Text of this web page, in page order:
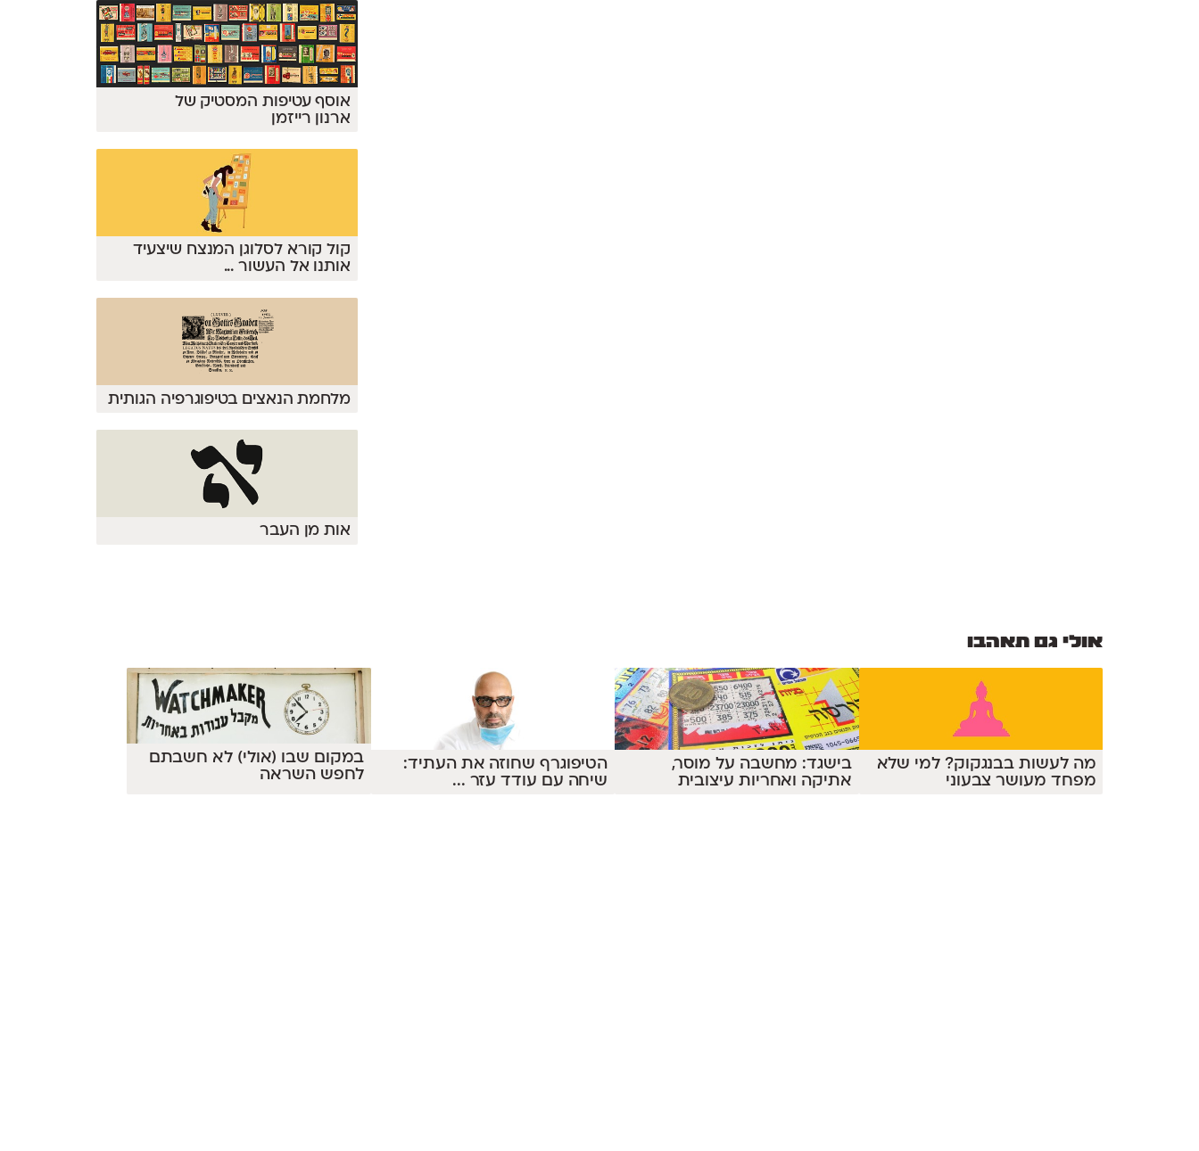
אוסף עטיפות המסטיק של
ארנון רייזמן
קול קורא לסלוגן המנצח שיצעיד
אותנו אל העשור...
מלחמת הנאצים בטיפוגרפיה הגותית
אות מן העבר
אולי גם תאהבו
מה לעשות בבנגקוק? למי שלא
מפחד מעושר צבעוני
בישגד: מחשבה על מוסר,
אתיקה ואחריות עיצובית
הטיפוגרף שחוזה את העתיד:
שיחה עם עודד עזר ...
במקום שבו (אולי) לא חשבתם
לחפש השראה